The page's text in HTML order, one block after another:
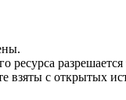
взяты с открытых